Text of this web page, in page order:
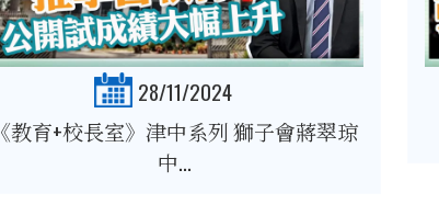
28/11/2024
《教育+校長室》津中系列 獅子會蔣翠琼
中...